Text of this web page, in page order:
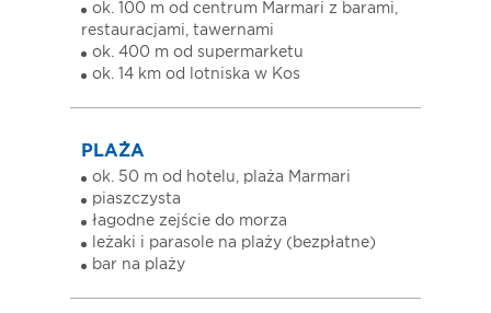
ok. 100 m od centrum Marmari z barami,
restauracjami, tawernami
ok. 400 m od supermarketu
ok. 14 km od lotniska w Kos
PLAŻA
ok. 50 m od hotelu, plaża Marmari
piaszczysta
łagodne zejście do morza
leżaki i parasole na plaży (bezpłatne)
bar na plaży